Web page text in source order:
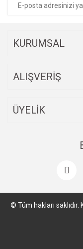
KURUMSAL
ALIŞVERİŞ
ÜYELİK
© Tüm hakları